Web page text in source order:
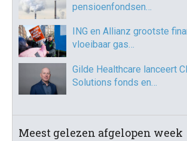
pensioenfondsen…
ING en Allianz grootste
vloeibaar gas…
Gilde Healthcare lanceert
Solutions fonds en…
Meest gelezen afgelopen week